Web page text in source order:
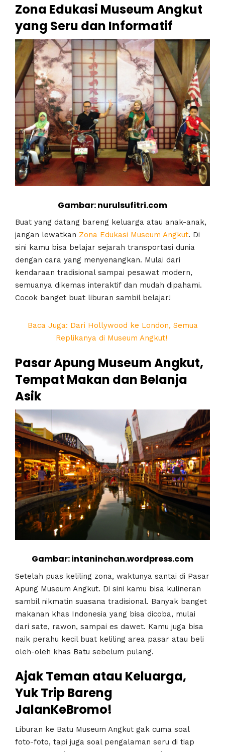
Zona Edukasi Museum Angkut
yang Seru dan Informatif
Gambar: nurulsufitri.com
Buat yang datang bareng keluarga atau anak-anak,
jangan lewatkan Zona Edukasi Museum Angkut. Di
sini kamu bisa belajar sejarah transportasi dunia
dengan cara yang menyenangkan. Mulai dari
kendaraan tradisional sampai pesawat modern,
semuanya dikemas interaktif dan mudah dipahami.
Cocok banget buat liburan sambil belajar!
Baca Juga: Dari Hollywood ke London, Semua
Replikanya di Museum Angkut!
Pasar Apung Museum Angkut,
Tempat Makan dan Belanja
Asik
Gambar: intaninchan.wordpress.com
Setelah puas keliling zona, waktunya santai di Pasar
Apung Museum Angkut. Di sini kamu bisa kulineran
sambil nikmatin suasana tradisional. Banyak banget
makanan khas Indonesia yang bisa dicoba, mulai
dari sate, rawon, sampai es dawet. Kamu juga bisa
naik perahu kecil buat keliling area pasar atau beli
oleh-oleh khas Batu sebelum pulang.
Ajak Teman atau Keluarga,
Yuk Trip Bareng
JalanKeBromo!
Liburan ke Batu Museum Angkut gak cuma soal
foto-foto, tapi juga soal pengalaman seru di tiap